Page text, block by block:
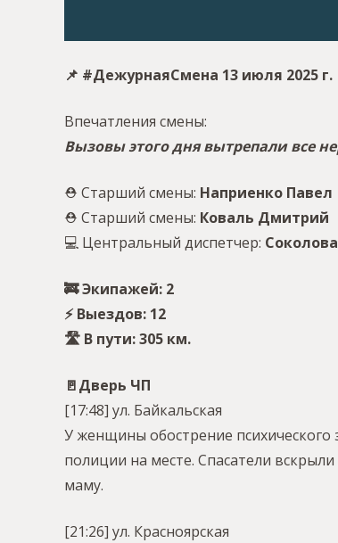
📌 #ДежурнаяСмена 13 июля 2025 г.
Впечатления смены:
Вызовы этого дня вытрепали все
⛑ Старший смены: Наприенко Павел
⛑ Старший смены: Коваль Дмитрий
💻 Центральный диспетчер:
🚒 Экипажей: 2
⚡️ Выездов: 12
🛣 В пути: 305 км.
🚪Дверь ЧП
[17:48] ул. Байкальская
У женщины обострение психического
полиции на месте. Спасатели
маму.
[21:26] ул. Красноярская